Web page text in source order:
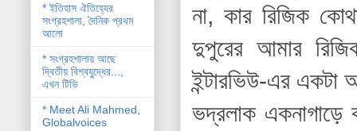
না, কার রিজিক
দুপুরের আমার
ইন্টারভিউ-এর একটা
ভদ্রলাক
* ইতিহাস ঐতিহ্যের
সংগ্রহশালা, দৈনিক প্রথম
আলো
* সংগ্রহশালায় আছে
দ্বিতীয় বিশ্বযু্দ্ধের...,
এখন টিভি
* Meet Ali Mahmed,
Globalvoices